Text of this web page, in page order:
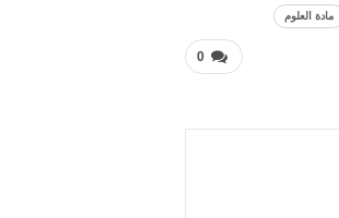
مادة العلوم
0